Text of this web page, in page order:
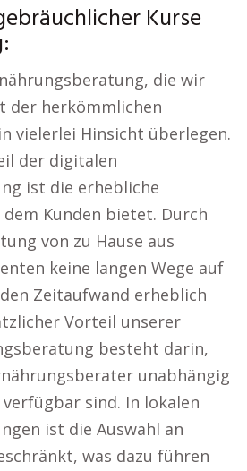
Kurse
die wir
der herkömmlichen
vielerlei Hinsicht überlegen.
der digitalen
ist die erhebliche
Kunden bietet. Durch
von zu Hause aus
keine langen Wege auf
Zeitaufwand erheblich
Vorteil unserer
besteht darin,
unabhängig
sind. In lokalen
ist die Auswahl an
was dazu führen